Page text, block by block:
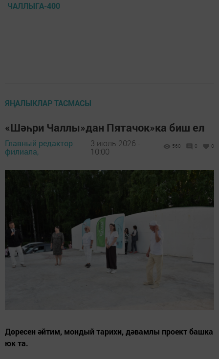
ЧАЛЛЫГА-400
ЯҢАЛЫКЛАР ТАСМАСЫ
«Шәһри Чаллы»дан Пятачок»ка биш ел
Главный редактор
филиала,
3 июль 2026 -
10:00
560 0 0
Дөресен әйтим, мондый тарихи, дәвамлы проект башка
юк та.